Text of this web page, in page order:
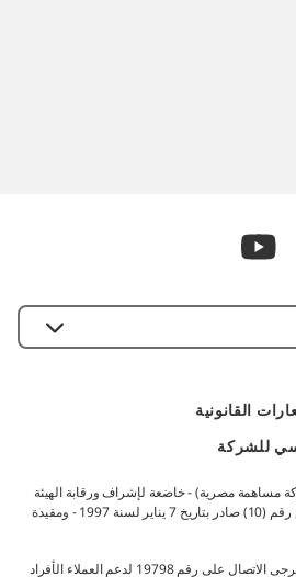
القانونية​
للشركة
مساهمة مصرية) - خاضعة لإشراف ورقابة الهيئة
العامة للرقابة المالية تحت ترخيص رقم (10) صادر بتاريخ 7 يناير لسنة 1997 - ومقيدة
لمزيد من المعلومات أو للشكاوى يرجى الاتصال على رقم 19798 لدعم العملاء الأفراد